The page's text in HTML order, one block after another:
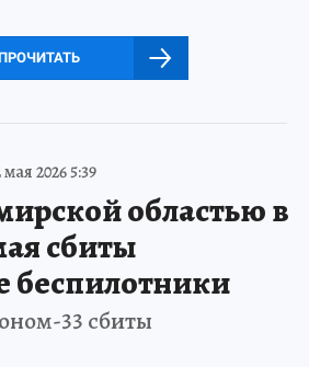
мая 2026 5:39
областью в
сбиты
беспилотники
33 сбиты